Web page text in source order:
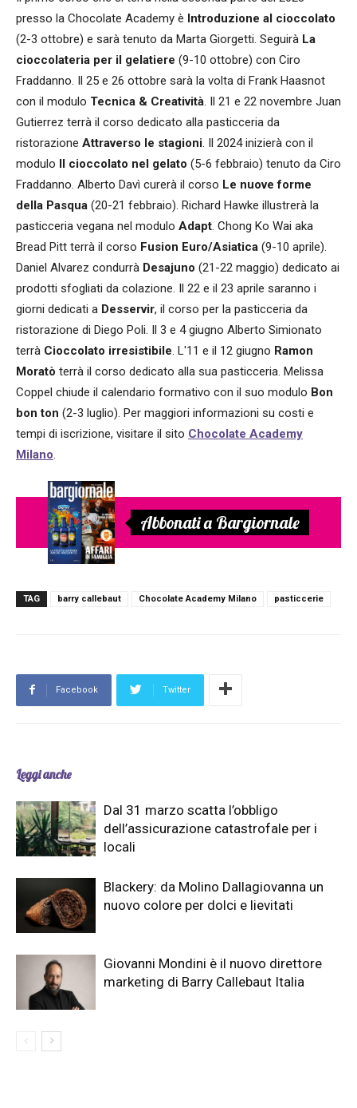
presso la Chocolate Academy è Introduzione al cioccolato
(2-3 ottobre) e sarà tenuto da Marta Giorgetti. Seguirà La
cioccolateria per il gelatiere (9-10 ottobre) con Ciro
Fraddanno. Il 25 e 26 ottobre sarà la volta di Frank Haasnot
con il modulo Tecnica & Creatività. Il 21 e 22 novembre Juan
Gutierrez terrà il corso dedicato alla pasticceria da
ristorazione Attraverso le stagioni. Il 2024 inizierà con il
modulo Il cioccolato nel gelato (5-6 febbraio) tenuto da Ciro
Fraddanno. Alberto Davì curerà il corso Le nuove forme
della Pasqua (20-21 febbraio). Richard Hawke illustrerà la
pasticceria vegana nel modulo Adapt. Chong Ko Wai aka
Bread Pitt terrà il corso Fusion Euro/Asiatica (9-10 aprile).
Daniel Alvarez condurrà Desajuno (21-22 maggio) dedicato ai
prodotti sfogliati da colazione. Il 22 e il 23 aprile saranno i
giorni dedicati a Desservir, il corso per la pasticceria da
ristorazione di Diego Poli. Il 3 e 4 giugno Alberto Simionato
terrà Cioccolato irresistibile. L'11 e il 12 giugno Ramon
Moratò terrà il corso dedicato alla sua pasticceria. Melissa
Coppel chiude il calendario formativo con il suo modulo Bon
bon ton (2-3 luglio). Per maggiori informazioni su costi e
tempi di iscrizione, visitare il sito Chocolate Academy
Milano.
Abbonati a Bargiornale
TAG barry callebaut Chocolate Academy Milano pasticcerie
Facebook Twitter
Leggi anche
Dal 31 marzo scatta l’obbligo
dell’assicurazione catastrofale per i
locali
Blackery: da Molino Dallagiovanna un
nuovo colore per dolci e lievitati
Giovanni Mondini è il nuovo direttore
marketing di Barry Callebaut Italia